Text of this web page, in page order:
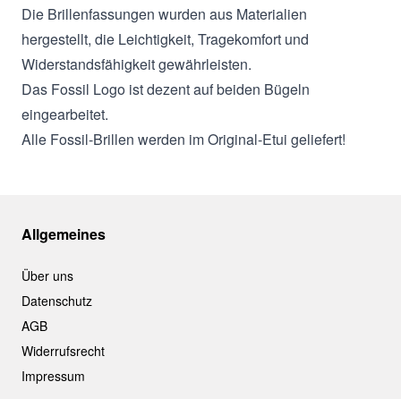
Die Brillenfassungen wurden aus Materialien
hergestellt, die Leichtigkeit, Tragekomfort und
Widerstandsfähigkeit gewährleisten.
Das Fossil Logo ist dezent auf beiden Bügeln
eingearbeitet.
Alle Fossil-Brillen werden im Original-Etui geliefert!
Allgemeines
Über uns
Datenschutz
AGB
Widerrufsrecht
Impressum